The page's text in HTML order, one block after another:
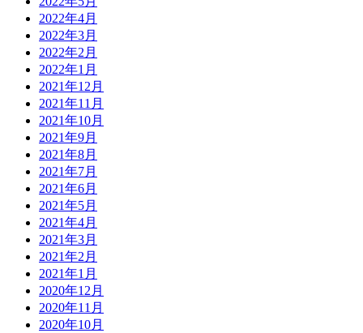
2022年4月
2022年3月
2022年2月
2022年1月
2021年12月
2021年11月
2021年10月
2021年9月
2021年8月
2021年7月
2021年6月
2021年5月
2021年4月
2021年3月
2021年2月
2021年1月
2020年12月
2020年11月
2020年10月